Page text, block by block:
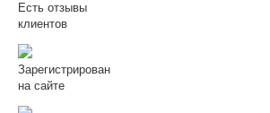
Есть отзывы
клиентов
Зарегистрирован
на сайте